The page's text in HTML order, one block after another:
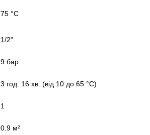
75 °С
1/2"
9 бар
3 год. 16 хв. (від 10 до 65 °С)
1
0.9 м²